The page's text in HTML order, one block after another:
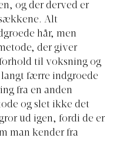
og der derved er
Alt
hår, men
der giver
til voksning og
langt færre indgroede
fra en anden
og slet ikke det
ud igen, fordi de er
man kender fra